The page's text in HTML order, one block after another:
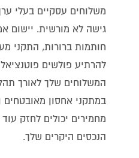
משלוחים עסקיים בעלי
גישה לא מורשית. יישום
להרתיע פולשים
המשלוחים שלך לאורך
במתקני אחסון
מחמירים יכולים לחזק
הנכסים היקרים שלך.